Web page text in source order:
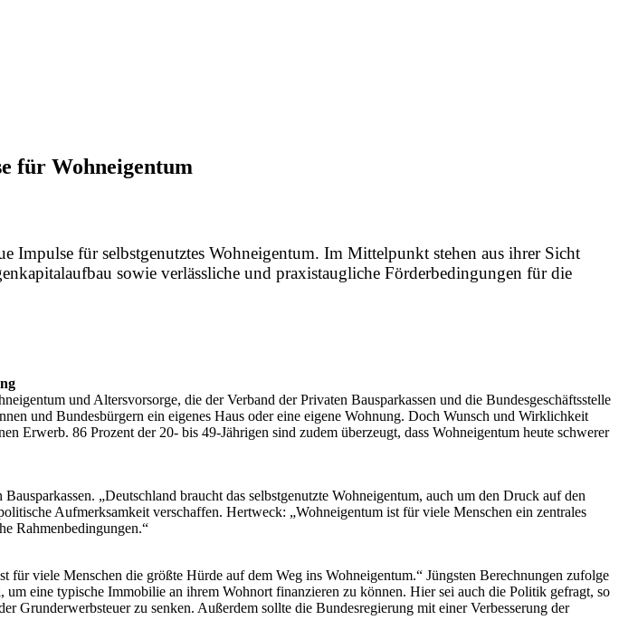
für Wohneigentum
Impulse für selbstgenutztes Wohneigentum. Im Mittelpunkt stehen aus ihrer Sicht
sowie verlässliche und praxistaugliche Förderbedingungen für die
und Altersvorsorge, die der Verband der Privaten Bausparkassen und die Bundesgeschäftsstelle
und Bundesbürgern ein eigenes Haus oder eine eigene Wohnung. Doch Wunsch und Wirklichkeit
Erwerb. 86 Prozent der 20- bis 49-Jährigen sind zudem überzeugt, dass Wohneigentum heute schwerer
„Deutschland braucht das selbstgenutzte Wohneigentum, auch um den Druck auf den
Aufmerksamkeit verschaffen. Hertweck: „Wohneigentum ist für viele Menschen ein zentrales
Rahmenbedingungen.“
für viele Menschen die größte Hürde auf dem Weg ins Wohneigentum.“ Jüngsten Berechnungen zufolge
eine typische Immobilie an ihrem Wohnort finanzieren zu können. Hier sei auch die Politik gefragt, so
Grunderwerbsteuer zu senken. Außerdem sollte die Bundesregierung mit einer Verbesserung der